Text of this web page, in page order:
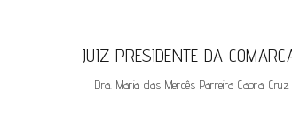
JUIZ PRESIDENTE DA
Dra. Maria das Mercês Parreira Cabral Cruz